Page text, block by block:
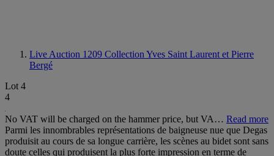
Live Auction 1209 Collection Yves Saint Laurent et Pierre
Bergé
Lot 4
4
No VAT will be charged on the hammer price, but VA… Read more
Parmi les innombrables représentations de baigneuse nue que Degas
produisit au cours de sa longue carrière, les scènes au bidet sont sans
doute celles qui produisent la plus forte impression en terme de